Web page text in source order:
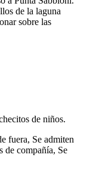
de la laguna
sobre las
de niños.
fuera, Se admiten
de compañía, Se